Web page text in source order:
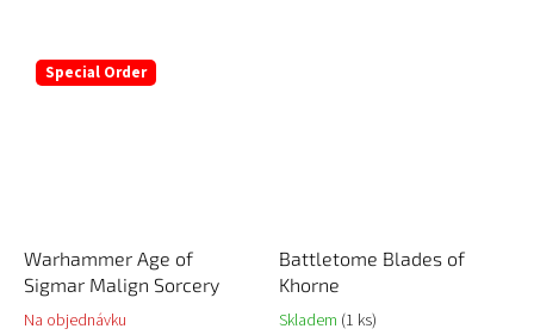
Special Order
Warhammer Age of
Sigmar Malign Sorcery
Na objednávku
Battletome Blades of
Khorne
Skladem (1 ks)